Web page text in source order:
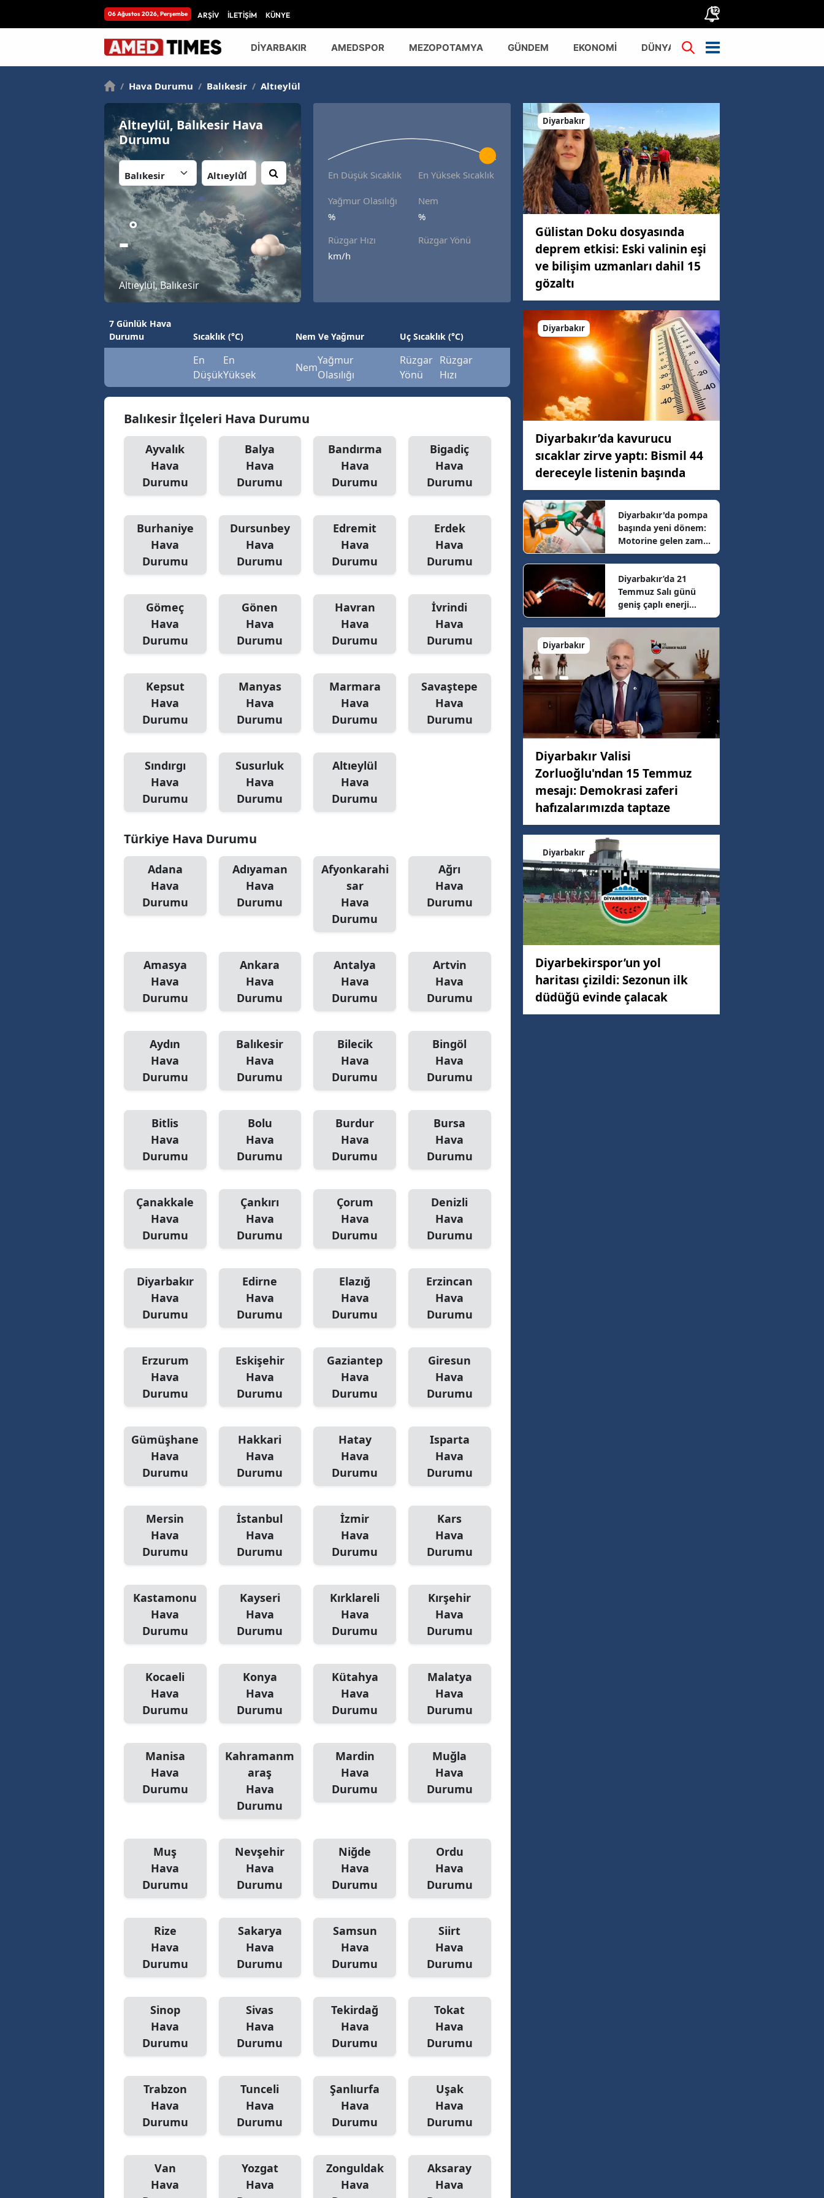
06 Ağustos 2026, Perşembe ARŞİV İLETİŞİM KÜNYE 12
DİYARBAKIR AMEDSPOR MEZOPOTAMYA GÜNDEM EKONOMİ DÜNYA TÜRKİYE
/ Hava Durumu / Balıkesir / Altıeylül
Altıeylül, Balıkesir Hava
Durumu
-°
Altıeylül, Balıkesir
En Düşük Sıcaklık En Yüksek Sıcaklık
Yağmur Olasılığı
%
Nem
%
Rüzgar Hızı
km/h
Rüzgar Yönü
7 Günlük Hava
Durumu
Sıcaklık (°C) Nem Ve Yağmur Uç Sıcaklık (°C)
En
Düşük
En
Yüksek
Nem
Yağmur
Olasılığı
Rüzgar
Yönü
Rüzgar
Hızı
Balıkesir İlçeleri Hava Durumu
Ayvalık
Hava
Durumu
Balya
Hava
Durumu
Bandırma
Hava
Durumu
Bigadiç
Hava
Durumu
Burhaniye
Hava
Durumu
Dursunbey
Hava
Durumu
Edremit
Hava
Durumu
Erdek
Hava
Durumu
Gömeç
Hava
Durumu
Gönen
Hava
Durumu
Havran
Hava
Durumu
İvrindi
Hava
Durumu
Kepsut
Hava
Durumu
Manyas
Hava
Durumu
Marmara
Hava
Durumu
Savaştepe
Hava
Durumu
Sındırgı
Hava
Durumu
Susurluk
Hava
Durumu
Altıeylül
Hava
Durumu
Türkiye Hava Durumu
Adana
Hava
Durumu
Adıyaman
Hava
Durumu
Afyonkarahi
sar
Hava
Durumu
Ağrı
Hava
Durumu
Amasya
Hava
Durumu
Ankara
Hava
Durumu
Antalya
Hava
Durumu
Artvin
Hava
Durumu
Aydın
Hava
Durumu
Balıkesir
Hava
Durumu
Bilecik
Hava
Durumu
Bingöl
Hava
Durumu
Bitlis
Hava
Durumu
Bolu
Hava
Durumu
Burdur
Hava
Durumu
Bursa
Hava
Durumu
Çanakkale
Hava
Durumu
Çankırı
Hava
Durumu
Çorum
Hava
Durumu
Denizli
Hava
Durumu
Diyarbakır
Hava
Durumu
Edirne
Hava
Durumu
Elazığ
Hava
Durumu
Erzincan
Hava
Durumu
Erzurum
Hava
Durumu
Eskişehir
Hava
Durumu
Gaziantep
Hava
Durumu
Giresun
Hava
Durumu
Gümüşhane
Hava
Durumu
Hakkari
Hava
Durumu
Hatay
Hava
Durumu
Isparta
Hava
Durumu
Mersin
Hava
Durumu
İstanbul
Hava
Durumu
İzmir
Hava
Durumu
Kars
Hava
Durumu
Kastamonu
Hava
Durumu
Kayseri
Hava
Durumu
Kırklareli
Hava
Durumu
Kırşehir
Hava
Durumu
Kocaeli
Hava
Durumu
Konya
Hava
Durumu
Kütahya
Hava
Durumu
Malatya
Hava
Durumu
Manisa
Hava
Durumu
Kahramanm
araş
Hava
Durumu
Mardin
Hava
Durumu
Muğla
Hava
Durumu
Muş
Hava
Durumu
Nevşehir
Hava
Durumu
Niğde
Hava
Durumu
Ordu
Hava
Durumu
Rize
Hava
Durumu
Sakarya
Hava
Durumu
Samsun
Hava
Durumu
Siirt
Hava
Durumu
Sinop
Hava
Durumu
Sivas
Hava
Durumu
Tekirdağ
Hava
Durumu
Tokat
Hava
Durumu
Trabzon
Hava
Durumu
Tunceli
Hava
Durumu
Şanlıurfa
Hava
Durumu
Uşak
Hava
Durumu
Van
Hava
Yozgat
Hava
Zonguldak
Hava
Aksaray
Hava
Diyarbakır
Gülistan Doku dosyasında
deprem etkisi: Eski valinin eşi
ve bilişim uzmanları dahil 15
gözaltı
Diyarbakır
Diyarbakır’da kavurucu
sıcaklar zirve yaptı: Bismil 44
dereceyle listenin başında
Diyarbakır'da pompa
başında yeni dönem:
Motorine gelen zam
sonrası güncel fiyatlar
belli oldu
Diyarbakır’da 21
Temmuz Salı günü
geniş çaplı enerji
mesaisi: 16 ilçede
elektrikler kesilecek
Diyarbakır
Diyarbakır Valisi
Zorluoğlu'ndan 15 Temmuz
mesajı: Demokrasi zaferi
hafızalarımızda taptaze
Diyarbakır
Diyarbekirspor’un yol
haritası çizildi: Sezonun ilk
düdüğü evinde çalacak